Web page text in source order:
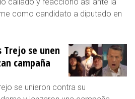
como candidato a diputado en
Trejo se unen
campaña
se unieron contra su